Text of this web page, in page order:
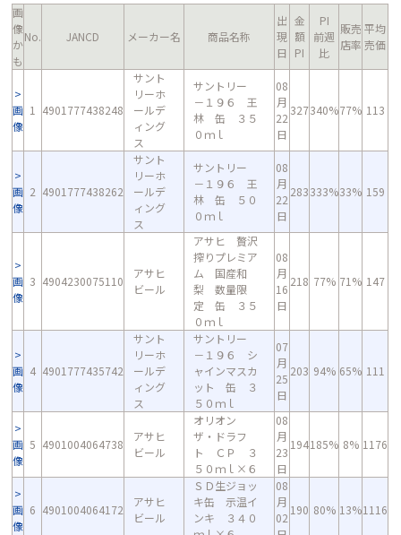
画
像
か
も
No. JANCD メーカー名 商品名称
出
現
日
金
額
PI
PI
前週
比
販売
店率
平均
売価
画
像
1 4901777438248
サント
リーホ
ールデ
ィング
ス
サントリー
－１９６ 王
林 缶 ３５
０ｍｌ
08
月
22
日
327340%77% 113
画
像
2 4901777438262
サント
リーホ
ールデ
ィング
ス
サントリー
－１９６ 王
林 缶 ５０
０ｍｌ
08
月
22
日
283333%33% 159
画
像
3 4904230075110
アサヒ
ビール
アサヒ 贅沢
搾りプレミア
ム 国産和
梨 数量限
定 缶 ３５
０ｍｌ
08
月
16
日
218 77% 71% 147
画
像
4 4901777435742
サント
リーホ
ールデ
ィング
ス
サントリー
－１９６ シ
ャインマスカ
ット 缶 ３
５０ｍｌ
07
月
25
日
203 94% 65% 111
画
像
5 4901004064738
アサヒ
ビール
オリオン
ザ・ドラフ
ト ＣＰ ３
５０ｍｌ×６
08
月
23
日
194185% 8% 1176
画
像
6 4901004064172
アサヒ
ビール
ＳＤ生ジョッ
キ缶 示温イ
ンキ ３４０
08
月
02
190 80% 13%1116